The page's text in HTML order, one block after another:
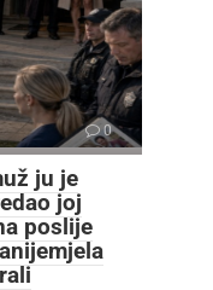
0
ju je
joj
poslije